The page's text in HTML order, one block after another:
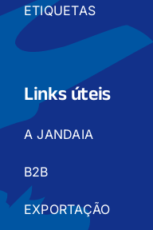
ETIQUETAS
Links úteis
A JANDAIA
B2B
EXPORTAÇÃO